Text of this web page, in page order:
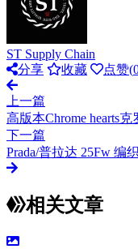
ST Supply Chain
分享
收藏 点赞(
上一篇
高版本Chrome hearts
下一篇
Prada/普拉达 25Fw 编
相关文章